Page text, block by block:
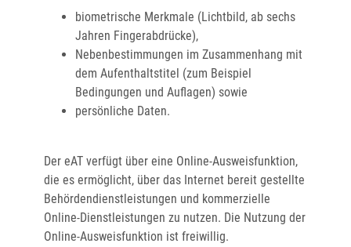
biometrische Merkmale (Lichtbild, ab sechs
Jahren Fingerabdrücke),
Nebenbestimmungen im Zusammenhang mit
dem Aufenthaltstitel (zum Beispiel
Bedingungen und Auflagen) sowie
persönliche Daten.
Der eAT verfügt über eine Online-Ausweisfunktion,
die es ermöglicht, über das Internet bereit gestellte
Behördendienstleistungen und kommerzielle
Online-Dienstleistungen zu nutzen. Die Nutzung der
Online-Ausweisfunktion ist freiwillig.